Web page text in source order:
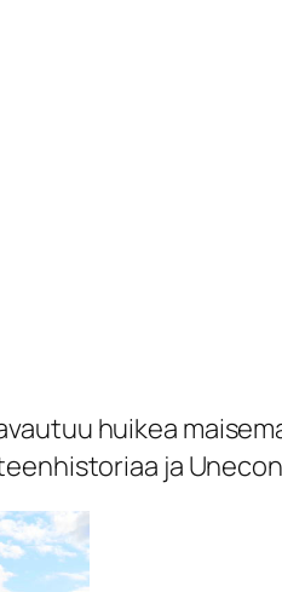
huikea
ja